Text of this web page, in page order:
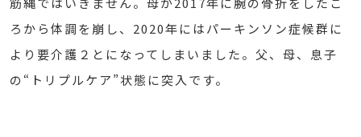
ろから体調を崩し、2020年にはパーキンソン症候群に
より要介護２とになってしまいました。父、母、息子
の“トリプルケア”状態に突入です。